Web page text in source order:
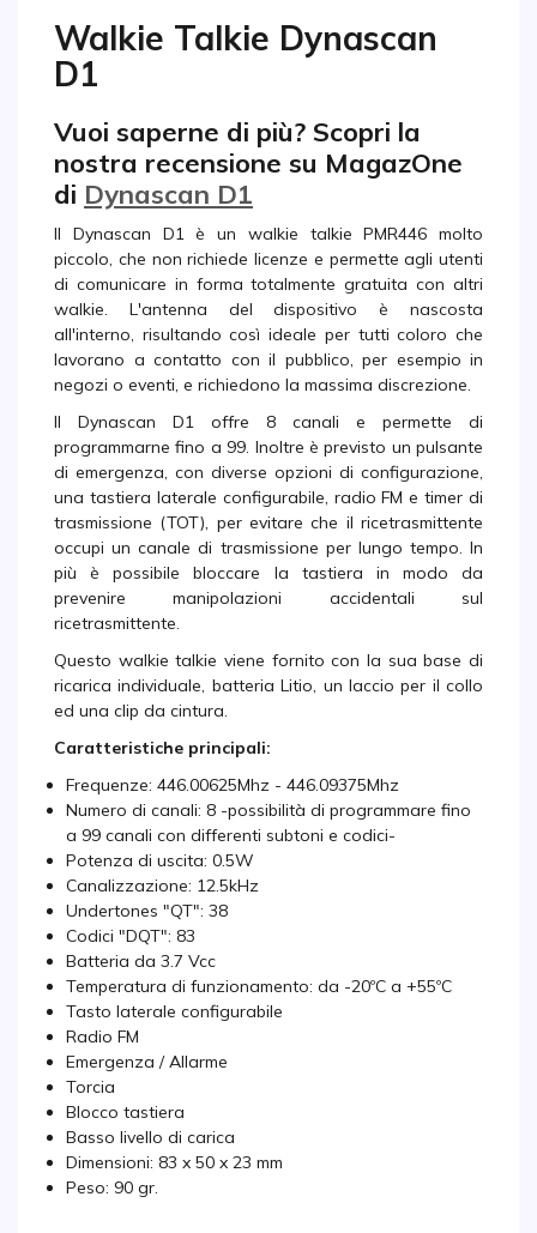
Walkie Talkie Dynascan
D1
Vuoi saperne di più? Scopri la
nostra recensione su MagazOne
di Dynascan D1
Il Dynascan D1 è un walkie talkie PMR446 molto
piccolo, che non richiede licenze e permette agli utenti
di comunicare in forma totalmente gratuita con altri
walkie. L'antenna del dispositivo è nascosta
all'interno, risultando così ideale per tutti coloro che
lavorano a contatto con il pubblico, per esempio in
negozi o eventi, e richiedono la massima discrezione.
Il Dynascan D1 offre 8 canali e permette di
programmarne fino a 99. Inoltre è previsto un pulsante
di emergenza, con diverse opzioni di configurazione,
una tastiera laterale configurabile, radio FM e timer di
trasmissione (TOT), per evitare che il ricetrasmittente
occupi un canale di trasmissione per lungo tempo. In
più è possibile bloccare la tastiera in modo da
prevenire manipolazioni accidentali sul
ricetrasmittente.
Questo walkie talkie viene fornito con la sua base di
ricarica individuale, batteria Litio, un laccio per il collo
ed una clip da cintura.
Caratteristiche principali:
Frequenze: 446.00625Mhz - 446.09375Mhz
Numero di canali: 8 -possibilità di programmare fino
a 99 canali con differenti subtoni e codici-
Potenza di uscita: 0.5W
Canalizzazione: 12.5kHz
Undertones "QT": 38
Codici "DQT": 83
Batteria da 3.7 Vcc
Temperatura di funzionamento: da -20ºC a +55ºC
Tasto laterale configurabile
Radio FM
Emergenza / Allarme
Torcia
Blocco tastiera
Basso livello di carica
Dimensioni: 83 x 50 x 23 mm
Peso: 90 gr.